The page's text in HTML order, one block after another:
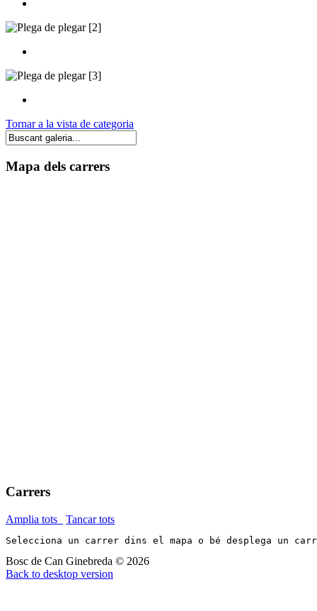
Tornar a la vista de categoria
Mapa dels carrers
Carrers
Amplia tots Tancar tots
Selecciona un carrer dins el mapa o bé desplega un
Bosc de Can Ginebreda © 2026
Back to desktop version